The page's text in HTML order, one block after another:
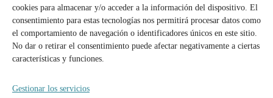
cookies para almacenar y/o acceder a la información del dispositivo. El
consentimiento para estas tecnologías nos permitirá procesar datos como
el comportamiento de navegación o identificadores únicos en este sitio.
No dar o retirar el consentimiento puede afectar negativamente a ciertas
características y funciones.
Gestionar los servicios
Legal
Política de privacidad
Términos y condiciones